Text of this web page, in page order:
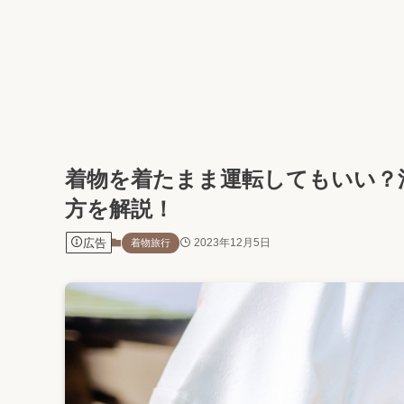
着物を着たまま運転してもいい
方を解説！
広告 着物旅行 2023年12月5日